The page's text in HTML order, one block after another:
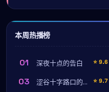
本周热播榜
01 深夜十点的告白 ⭐ 9.6
03 涩谷十字路口的雨（完结篇） ⭐ 9.7